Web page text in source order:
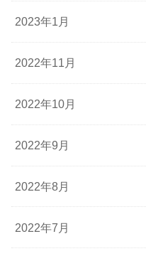
2023年1月
2022年11月
2022年10月
2022年9月
2022年8月
2022年7月